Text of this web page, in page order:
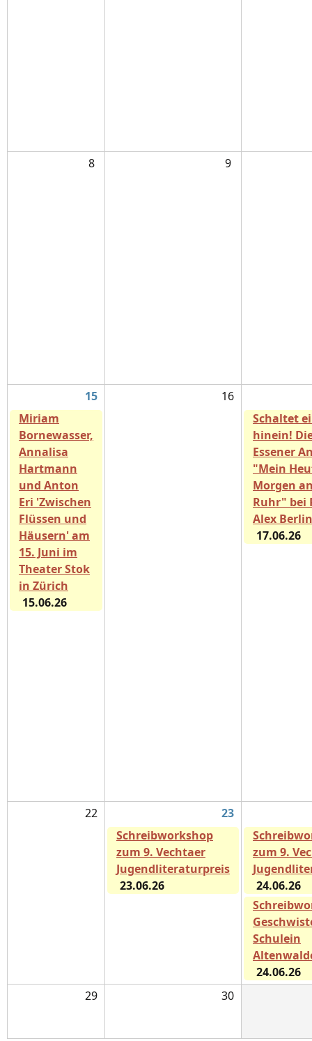
8 9
15
16
Miriam
Bornewasser,
Annalisa
Hartmann
und Anton
Eri 'Zwischen
Flüssen und
Häusern' am
15. Juni im
Theater Stok
in Zürich
15.06.26
Schaltet
hinein!
Essener
"Mein
Morgen
Ruhr" bei
Alex Berlin
17.06.26
22
23
Schreibworkshop
zum 9. Vechtaer
Jugendliteraturpreis
23.06.26
zum 9.
24.06.26
Schulein
24.06.26
29
30